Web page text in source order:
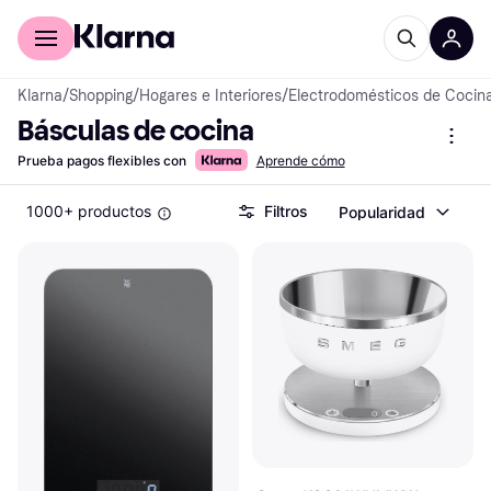
Comprar con Klarna
Klarna/Shopping/Hogares e Interiores/Electrodomésticos de
Básculas de cocina
Prueba pagos flexibles con Aprende cómo
1000+ productos Filtros Popularidad